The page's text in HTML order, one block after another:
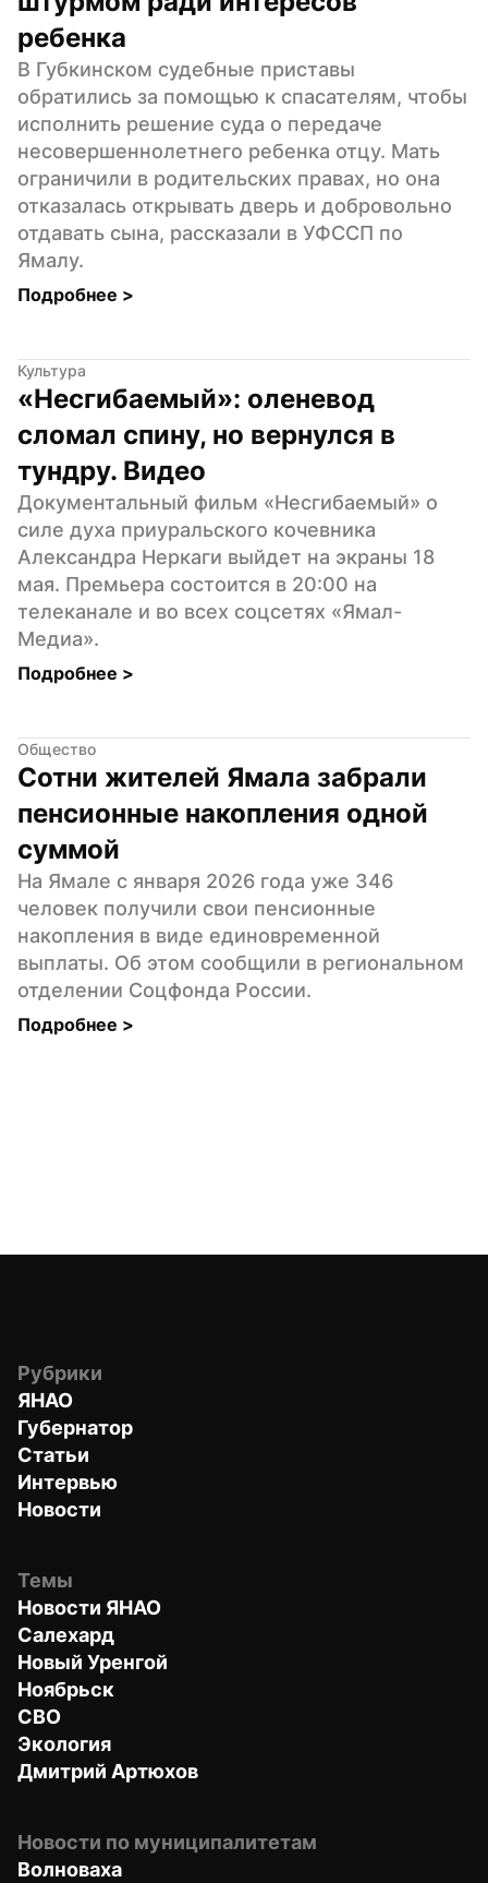
ребенка
В Губкинском судебные приставы
обратились за помощью к спасателям, чтобы
исполнить решение суда о передаче
несовершеннолетнего ребенка отцу. Мать
ограничили в родительских правах, но она
отказалась открывать дверь и добровольно
отдавать сына, рассказали в УФССП по
Ямалу.
Подробнее >
Культура
«Несгибаемый»: оленевод
сломал спину, но вернулся в
тундру. Видео
Документальный фильм «Несгибаемый» о
силе духа приуральского кочевника
Александра Неркаги выйдет на экраны 18
мая. Премьера состоится в 20:00 на
телеканале и во всех соцсетях «Ямал-
Медиа».
Подробнее >
Общество
Сотни жителей Ямала забрали
пенсионные накопления одной
суммой
На Ямале с января 2026 года уже 346
человек получили свои пенсионные
накопления в виде единовременной
выплаты. Об этом сообщили в региональном
отделении Соцфонда России.
Подробнее >
Рубрики
ЯНАО
Губернатор
Статьи
Интервью
Новости
Темы
Новости ЯНАО
Салехард
Новый Уренгой
Ноябрьск
СВО
Экология
Дмитрий Артюхов
Новости по муниципалитетам
Волноваха